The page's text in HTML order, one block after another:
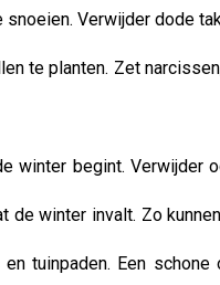
Verwijder dode
te planten. Zet
winter begint. Verwijder
de winter invalt. Zo
tuinpaden. Een schone